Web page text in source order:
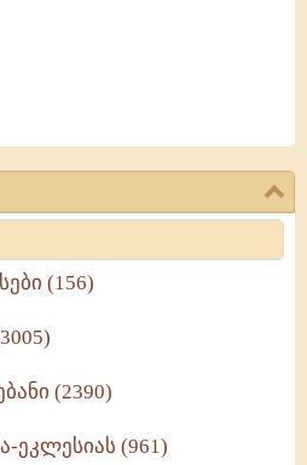
(156)
(2390)
ეკლესიას (961)